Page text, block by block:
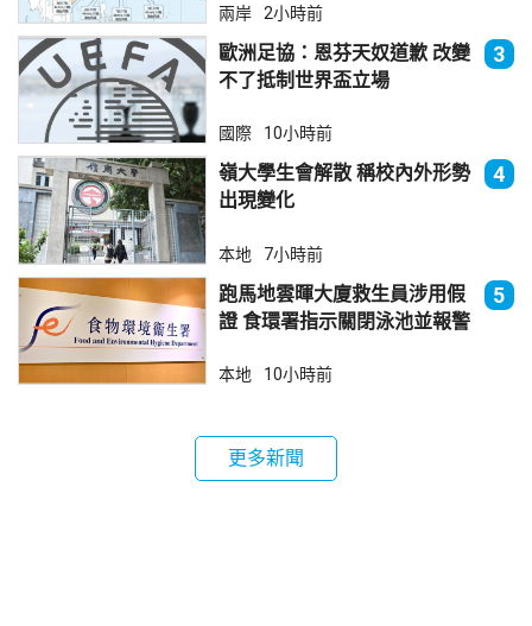
兩岸 2小時前
歐洲足協：恩芬天奴道歉 改變
不了抵制世界盃立場
3
國際 10小時前
嶺大學生會解散 稱校內外形勢
出現變化
4
本地 7小時前
跑馬地雲暉大廈救生員涉用假
證 食環署指示關閉泳池並報警
5
本地 10小時前
更多新聞